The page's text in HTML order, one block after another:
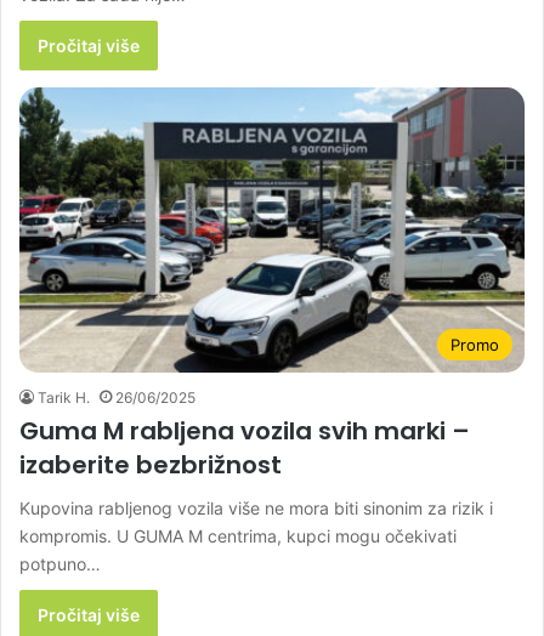
Pročitaj više
Promo
Tarik H. 26/06/2025
Guma M rabljena vozila svih marki –
izaberite bezbrižnost
Kupovina rabljenog vozila više ne mora biti sinonim za rizik i
kompromis. U GUMA M centrima, kupci mogu očekivati
potpuno…
Pročitaj više